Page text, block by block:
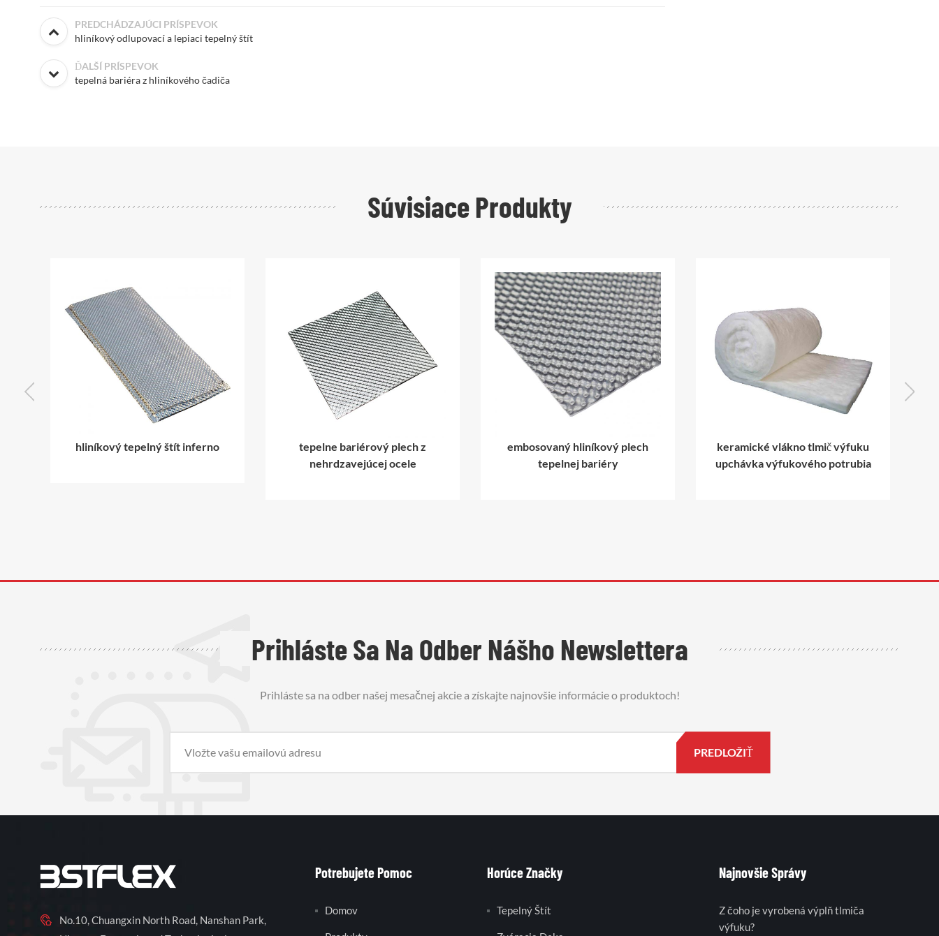
PREDCHÁDZAJÚCI PRÍSPEVOK
hliníkový odlupovací a lepiaci tepelný štít
ĎALŠÍ PRÍSPEVOK
tepelná bariéra z hliníkového čadiča
Súvisiace Produkty
tepelne bariérový plech z
embosovaný hliníkový plech
tepelnej bariéry
keramické vlákno tlmič výfuku
upchávka výfukového potrubia
tepelná bariéra z hliníkového
čadiča
Prihláste Sa Na Odber Nášho Newslettera
Prihláste sa na odber našej mesačnej akcie a získajte najnovšie informácie o produktoch!
No.10, Chuangxin North Road, Nanshan Park,
Potrebujete Pomoc
Domov
Horúce Značky
Tepelný Štít
Najnovšie Správy
Z čoho je vyrobená výplň tlmiča
výfuku?